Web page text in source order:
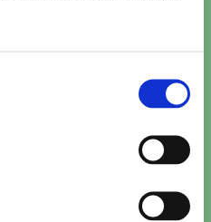
TICKETS
TICKETS